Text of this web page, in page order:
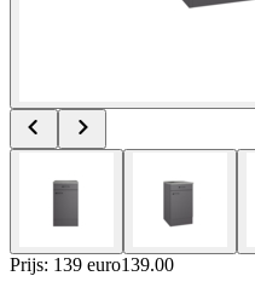
Prijs: 139 euro139.00